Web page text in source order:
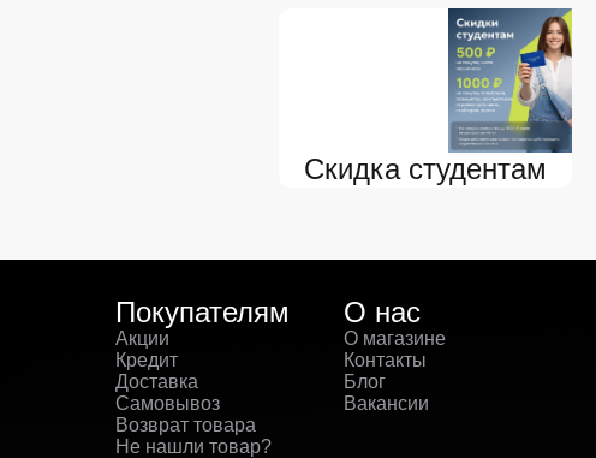
Скидка студентам
Покупателям
Акции
Кредит
Доставка
Самовывоз
Возврат товара
Не нашли товар?
О нас
О магазине
Контакты
Блог
Вакансии